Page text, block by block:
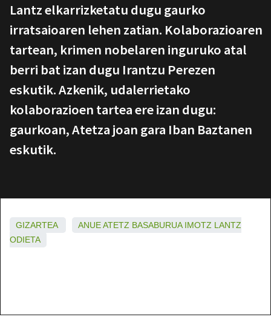
Lantz elkarrizketatu dugu gaurko
irratsaioaren lehen zatian. Kolaborazioaren
tartean, krimen nobelaren inguruko atal
berri bat izan dugu Irantzu Perezen
eskutik. Azkenik, udalerrietako
kolaborazioen tartea ere izan dugu:
gaurkoan, Atetza joan gara Iban Baztanen
eskutik.
GIZARTEA ANUEATETZ BASABURUA IMOTZ LANTZ
ODIETA